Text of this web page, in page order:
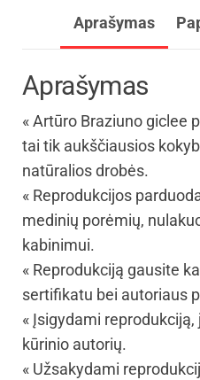
Aprašymas
Aprašymas
« Artūro Braziuno giclee
tai tik aukščiausios
natūralios drobės.
« Reprodukcijos
medinių porėmių,
kabinimui.
« Reprodukciją gausite
sertifikatu bei autoriaus
« Įsigydami
kūrinio autorių.
« Užsakydami